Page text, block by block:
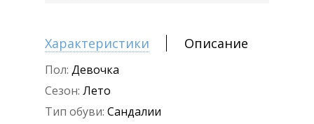
Характеристики Описание
Пол: Девочка
Сезон: Лето
Тип обуви: Сандалии